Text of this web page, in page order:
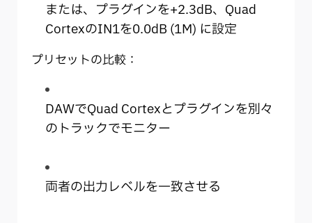
または、プラグインを+2.3dB、Quad
CortexのIN1を0.0dB (1M) に設定
プリセットの比較：
DAWでQuad Cortexとプラグインを別々
のトラックでモニター
両者の出力レベルを一致させる